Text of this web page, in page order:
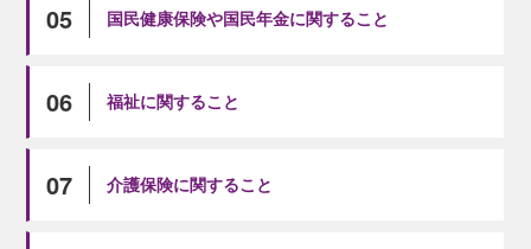
05 国民健康保険や国民年金に関すること
06 福祉に関すること
07 介護保険に関すること